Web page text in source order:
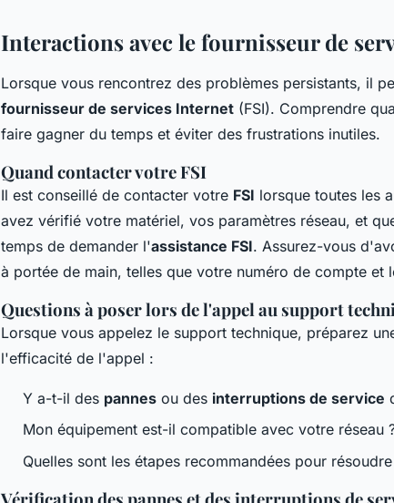
Interactions avec le fournisseur de
Lorsque vous rencontrez des problèmes persistants, il
fournisseur de services Internet (FSI). Comprendre
faire gagner du temps et éviter des frustrations inutiles.
Quand contacter votre FSI
Il est conseillé de contacter votre FSI lorsque toutes les
avez vérifié votre matériel, vos paramètres réseau, et
temps de demander l'assistance FSI. Assurez-vous
à portée de main, telles que votre numéro de compte et
Questions à poser lors de l'appel au support
Lorsque vous appelez le support technique, préparez
l'efficacité de l'appel :
Y a-t-il des pannes ou des interruptions de service
Mon équipement est-il compatible avec votre réseau
Quelles sont les étapes recommandées pour